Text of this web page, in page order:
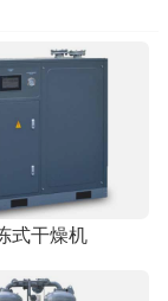
式干燥机